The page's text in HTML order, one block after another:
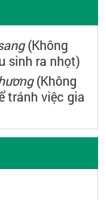
(Không
sinh ra nhọt)
(Không
tránh việc gia